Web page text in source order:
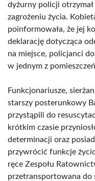
dyżurny policji otrzymał
zagrożeniu życia.
poinformowała, że jej
deklarację dotycząca
na miejsce, policjanci
w jednym z
Funkcjonariusze,
starszy posterunkowy
przystąpili do
krótkim czasie
determinacji oraz
przywrócić funkcje
ręce Zespołu
przetransportowana do